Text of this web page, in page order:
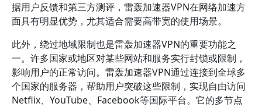
据用户反馈和第三方测评，雷轰加速器VPN在网络加速方
面具有明显优势，尤其适合需要高带宽的使用场景。
此外，绕过地域限制也是雷轰加速器VPN的重要功能之
一。许多国家或地区对某些网站和服务实行封锁或限制，
影响用户的正常访问。雷轰加速器VPN通过连接到全球多
个国家的服务器，帮助用户突破这些限制，实现自由访问
Netflix、YouTube、Facebook等国际平台。它的多节点